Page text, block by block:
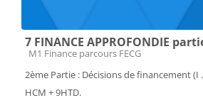
7 FINANCE APPROFONDIE
Catégorie de cours
M1 Finance parcours FECG
2ème Partie : Décisions de financement (I .
HCM + 9HTD.